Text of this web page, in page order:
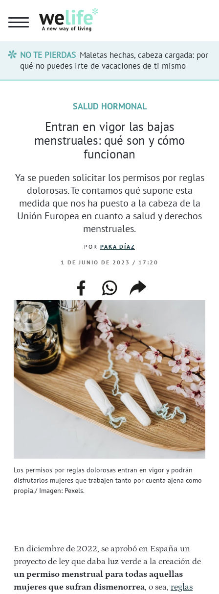
NO TE PIERDAS Maletas hechas, cabeza cargada: por
qué no puedes irte de vacaciones de ti mismo
Los permisos por reglas dolorosas entran en vigor y podrán
disfrutarlos mujeres que trabajen tanto por cuenta ajena como
propia./ Imagen: Pexels.
SALUD HORMONAL
Entran en vigor las bajas
menstruales: qué son y cómo
funcionan
Ya se pueden solicitar los permisos por reglas
dolorosas. Te contamos qué supone esta
medida que nos ha puesto a la cabeza de la
Unión Europea en cuanto a salud y derechos
menstruales.
POR PAKA DÍAZ
1 DE JUNIO DE 2023 / 17:20
facebookwhatsappcompartir
enlace
En diciembre de 2022, se aprobó en España un
proyecto de ley que daba luz verde a la creación de
un permiso menstrual para todas aquellas
mujeres que sufran dismenorrea, o sea, reglas